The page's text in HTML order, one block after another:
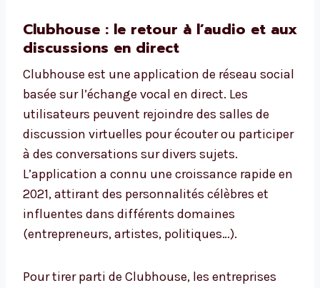
Clubhouse : le retour à l’audio et aux
discussions en direct
Clubhouse est une application de réseau social
basée sur l’échange vocal en direct. Les
utilisateurs peuvent rejoindre des salles de
discussion virtuelles pour écouter ou participer
à des conversations sur divers sujets.
L’application a connu une croissance rapide en
2021, attirant des personnalités célèbres et
influentes dans différents domaines
(entrepreneurs, artistes, politiques…).
Pour tirer parti de Clubhouse, les entreprises